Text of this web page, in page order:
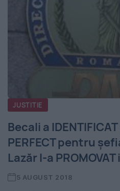
JUSTITIE
Becali a
PERFECT pentru
Lazăr l-a
5 AUGUST 2018